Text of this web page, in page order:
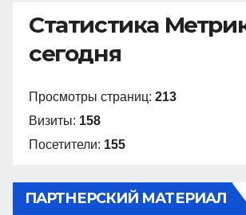
Статистика
сегодня
Просмотры страниц: 213
Визиты: 158
Посетители: 155
ПАРТНЕРСКИЙ МАТЕРИАЛ